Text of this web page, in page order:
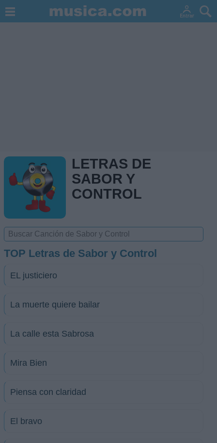
LETRAS DE
SABOR Y
CONTROL
TOP Letras de Sabor y Control
EL justiciero
La muerte quiere bailar
La calle esta Sabrosa
Mira Bien
Piensa con claridad
El bravo